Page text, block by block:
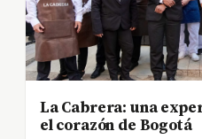
La Cabrera: una
el corazón de Bogotá